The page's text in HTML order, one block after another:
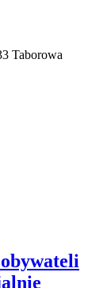
Taborowa